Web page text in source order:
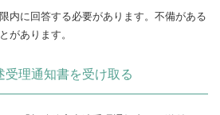
内に回答する必要があります。不備がある
があります。
理通知書を受け取る